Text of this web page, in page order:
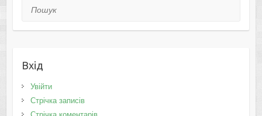
Пошук
Вхід
Увійти
Стрічка записів